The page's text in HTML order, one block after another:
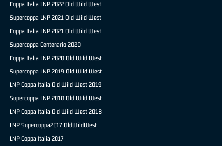
Coppa Italia LNP 2022 Old Wild West
Supercoppa LNP 2021 Old Wild West
Coppa Italia LNP 2021 Old Wild West
Supercoppa Centenario 2020
Coppa Italia LNP 2020 Old Wild West
Supercoppa LNP 2019 Old Wild West
LNP Coppa Italia Old Wild West 2019
Supercoppa LNP 2018 Old Wild West
LNP Coppa Italia Old Wild West 2018
LNP Supercoppa2017 OldWildWest
LNP Coppa Italia 2017